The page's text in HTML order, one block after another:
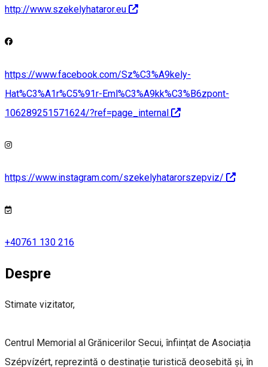
http://www.szekelyhataror.eu
https://www.facebook.com/Sz%C3%A9kely-
Hat%C3%A1r%C5%91r-Eml%C3%A9kk%C3%B6zpont-
106289251571624/?ref=page_internal
https://www.instagram.com/szekelyhatarorszepviz/
+40761 130 216
Despre
Stimate vizitator,
Centrul Memorial al Grănicerilor Secui, înființat de Asociația
Szépvízért, reprezintă o destinație turistică deosebită și, în